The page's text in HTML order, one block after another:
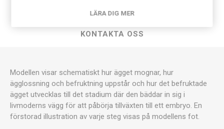
DOKUMENT
KONTAKTA OSS
Modellen visar schematiskt hur ägget mognar, hur
ägglossning och befruktning uppstår och hur det befruktade
ägget utvecklas till det stadium där den bäddar in sig i
livmoderns vägg för att påbörja tillväxten till ett embryo. En
förstorad illustration av varje steg visas på modellens fot.
LÄRA DIG MER